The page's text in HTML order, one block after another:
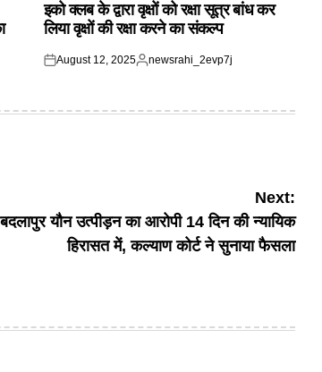
इको क्लब के द्वारा वृक्षों को रक्षा सूत्र बांध कर
लिया वृक्षों की रक्षा करने का संकल्प
Posted
August 12, 2025
Posted
newsrahi_2evp7j
Next:
यौन उत्पीड़न का आरोपी 14 दिन की न्यायिक
हिरासत में, कल्याण कोर्ट ने सुनाया फैसला